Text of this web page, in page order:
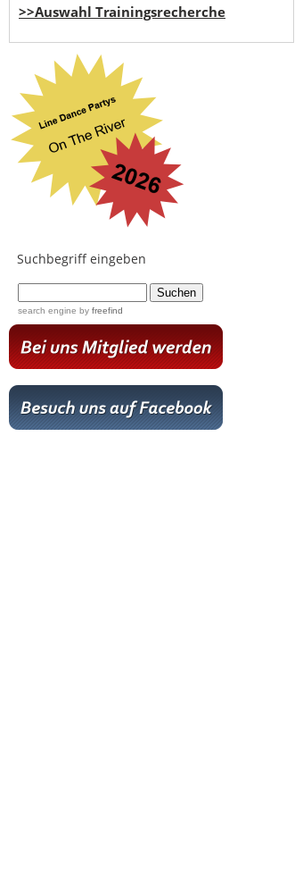
>>Auswahl Trainingsrecherche
Suchbegriff eingeben
search engine by freefind